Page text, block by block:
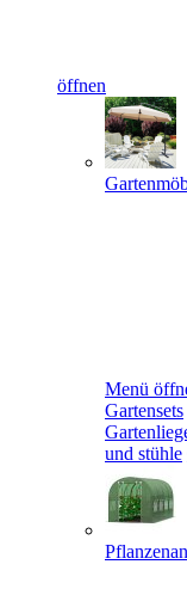
öffnen
Menü
Gartensets
und stühle